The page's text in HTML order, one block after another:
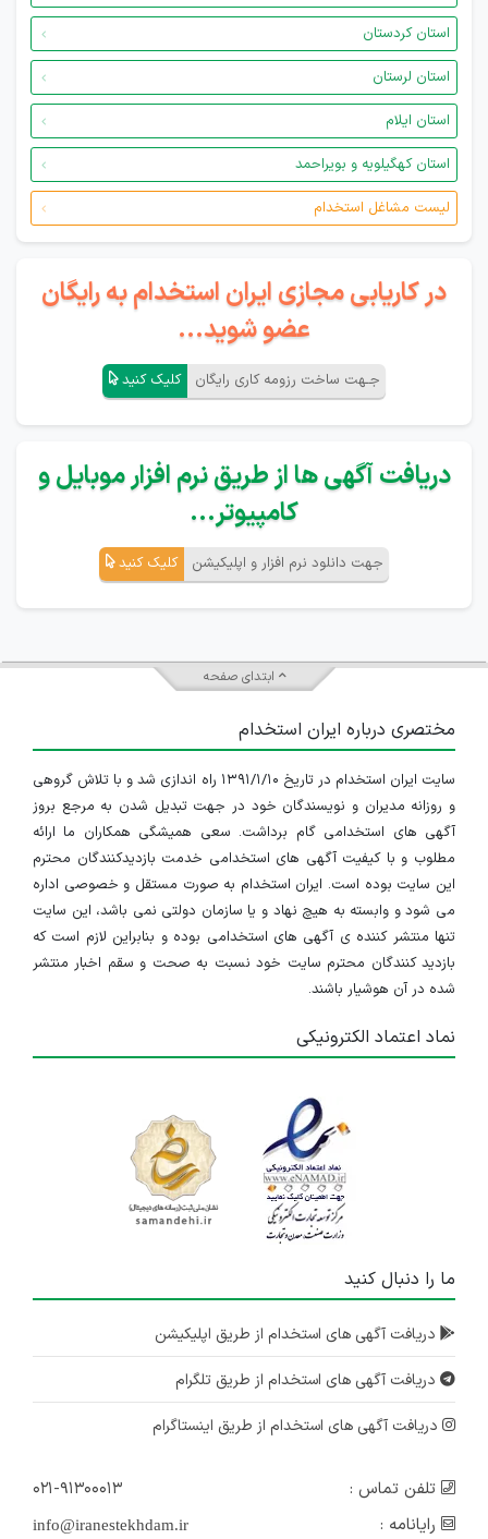
استان کردستان
استان لرستان
استان ایلام
استان کهگیلویه و بویراحمد
لیست مشاغل استخدام
در کاریابی مجازی ایران استخدام به رایگان
عضو شوید...
جـهت ساخت رزومه کاری رایگان کلیک کنید
دریافت آگهی ها از طریق نرم افزار موبایل و
کامپیوتر...
جهت دانلود نرم افزار و اپلیکیشن کلیک کنید
ابتدای صفحه
مختصری درباره ایران استخدام
سایت ایران استخدام در تاریخ ۱۳۹۱/۱/۱۰ راه اندازی شد و با تلاش گروهی
و روزانه مدیران و نویسندگان خود در جهت تبدیل شدن به مرجع بروز
آگهی های استخدامی گام برداشت. سعی همیشگی همکاران ما ارائه
مطلوب و با کیفیت آگهی های استخدامی خدمت بازدیدکنندگان محترم
این سایت بوده است. ایران استخدام به صورت مستقل و خصوصی اداره
می شود و وابسته به هیچ نهاد و یا سازمان دولتی نمی باشد، این سایت
تنها منتشر کننده ی آگهی های استخدامی بوده و بنابراین لازم است که
بازدید کنندگان محترم سایت خود نسبت به صحت و سقم اخبار منتشر
شده در آن هوشیار باشند.
نماد اعتماد الکترونیکی
ما را دنبال کنید
دریافت آگهی های استخدام از طریق اپلیکیشن
دریافت آگهی های استخدام از طریق تلگرام
دریافت آگهی های استخدام از طریق اینستاگرام
تلفن تماس :
۰۲۱-۹۱۳۰۰۰۱۳
رایانامه :
info@iranestekhdam.ir